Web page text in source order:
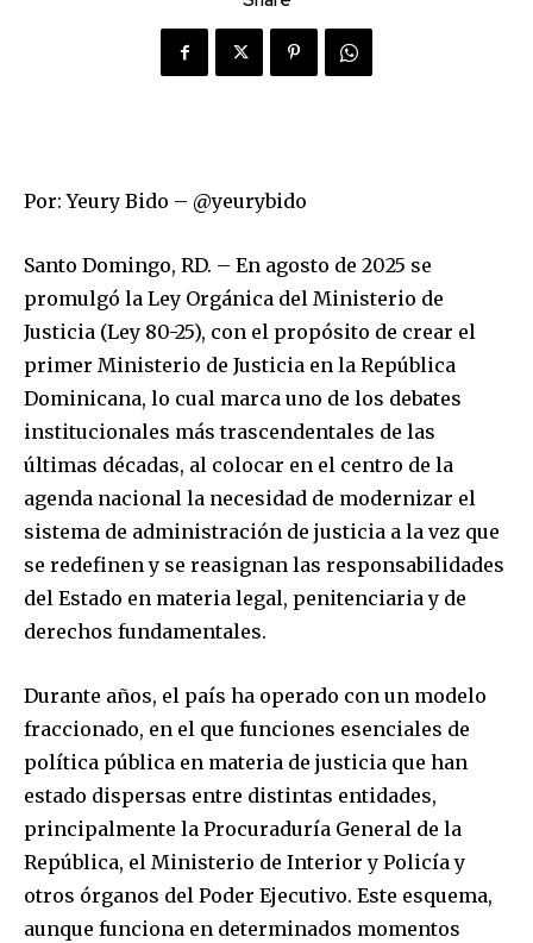
Por: Yeury Bido – @yeurybido
Santo Domingo, RD. – En agosto de 2025 se
promulgó la Ley Orgánica del Ministerio de
Justicia (Ley 80-25), con el propósito de crear el
primer Ministerio de Justicia en la República
Dominicana, lo cual marca uno de los debates
institucionales más trascendentales de las
últimas décadas, al colocar en el centro de la
agenda nacional la necesidad de modernizar el
sistema de administración de justicia a la vez que
se redefinen y se reasignan las responsabilidades
del Estado en materia legal, penitenciaria y de
derechos fundamentales.
Durante años, el país ha operado con un modelo
fraccionado, en el que funciones esenciales de
política pública en materia de justicia que han
estado dispersas entre distintas entidades,
principalmente la Procuraduría General de la
República, el Ministerio de Interior y Policía y
otros órganos del Poder Ejecutivo. Este esquema,
aunque funciona en determinados momentos